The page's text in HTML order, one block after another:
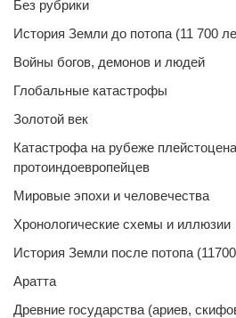
Без рубрики
История Земли до потопа (11 700
Войны богов, демонов и людей
Глобальные катастрофы
Золотой век
Катастрофа на рубеже
протоиндоевропейцев
Мировые эпохи и человечества
Хронологические схемы и иллюзии
История Земли после потопа
Аратта
Древние государства (ариев,